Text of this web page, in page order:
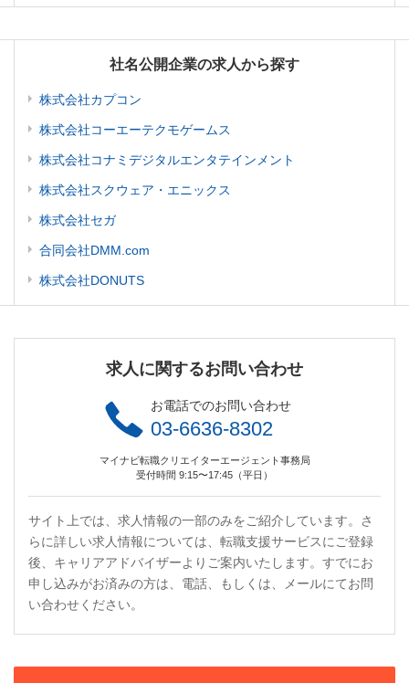
社名公開企業の求人から探す
株式会社カプコン
株式会社コーエーテクモゲームス
株式会社コナミデジタルエンタテインメント
株式会社スクウェア・エニックス
株式会社セガ
合同会社DMM.com
株式会社DONUTS
求人に関するお問い合わせ
お電話でのお問い合わせ
03-6636-8302
マイナビ転職クリエイターエージェント事務局
受付時間 9:15〜17:45（平日）
サイト上では、求人情報の一部のみをご紹介しています。さ
らに詳しい求人情報については、転職支援サービスにご登録
後、キャリアアドバイザーよりご案内いたします。すでにお
申し込みがお済みの方は、電話、もしくは、メールにてお問
い合わせください。